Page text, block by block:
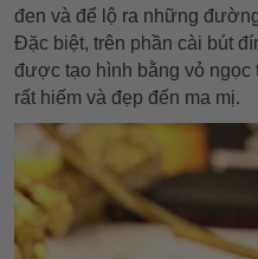
đen và để lộ ra những
Đặc biệt, trên phần cài bút
được tạo hình bằng vỏ ngọc
rất hiếm và đẹp đến ma mị.